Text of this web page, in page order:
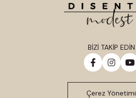
BİZİ TAKİP EDİN
Çerez Yönetimi